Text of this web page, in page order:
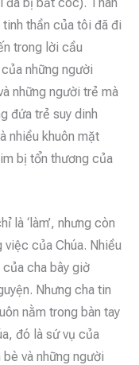
thần của tôi đã đi
trong lời cầu
những người
những người trẻ mà
đứa trẻ suy dinh
nhiều khuôn mặt
bị tổn thương của
là ‘làm’, nhưng còn
việc của Chúa. Nhiều
cha bây giờ
Nhưng cha tin
nằm trong bàn tay
đó là sứ vụ của
và những người